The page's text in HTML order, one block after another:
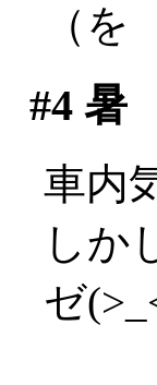
（を
#4暑
車内
しか
ゼ